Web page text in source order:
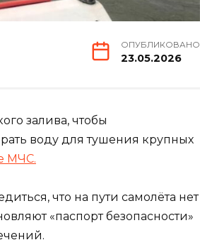
ОПУБЛИКОВАНО
23.05.2026
залива, чтобы
воду для тушения крупных
МЧС.
что на пути самолёта нет
«паспорт безопасности»